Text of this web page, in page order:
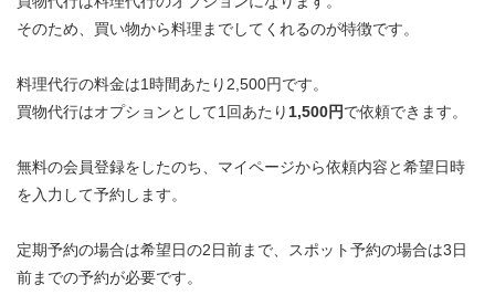
そのため、買い物から料理までしてくれるのが特徴です。
料理代行の料金は1時間あたり2,500円です。
買物代行はオプションとして1回あたり 1,500円で依頼できます。
無料の会員登録をしたのち、マイページから依頼内容と希望日時
を入力して予約します。
定期予約の場合は希望日の2日前まで、スポット予約の場合は3日
前までの予約が必要です。